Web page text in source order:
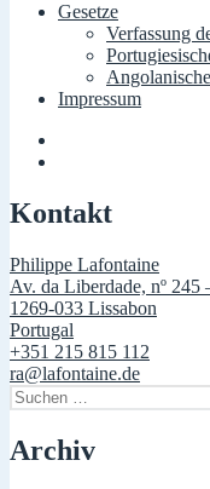
Gesetze
Verfassung
Impressum
Kontakt
Philippe Lafontaine
Av. da Liberdade, nº 245
1269-033 Lissabon
Portugal
+351 215 815 112
ra@lafontaine.de
Suchen
nach:
Archiv